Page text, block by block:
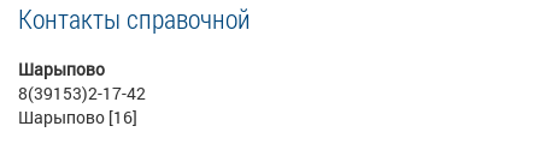
Контакты справочной
Шарыпово
8(39153)2-17-42
Шарыпово [16]